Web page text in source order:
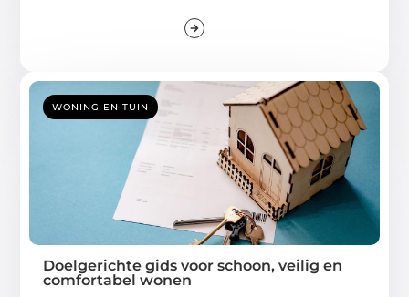
WONING EN TUIN
Doelgerichte gids voor schoon, veilig en
comfortabel wonen